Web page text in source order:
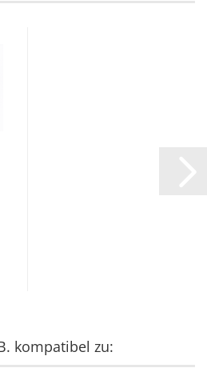
kompatibel zu: